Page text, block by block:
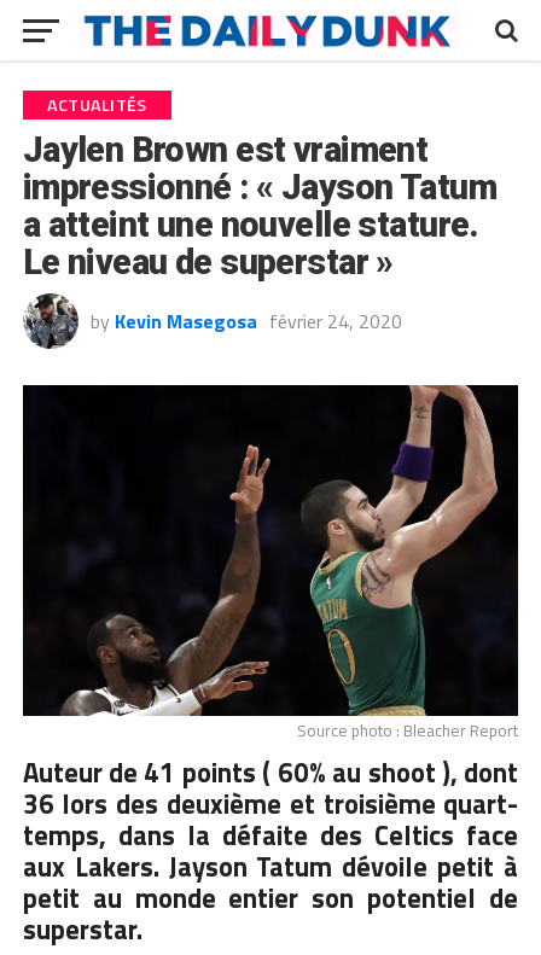
ACTUALITÉS
Jaylen Brown est vraiment
impressionné : « Jayson Tatum
a atteint une nouvelle stature.
Le niveau de superstar »
by Kevin Masegosa février 24, 2020
Source photo : Bleacher Report
Auteur de 41 points ( 60% au shoot ), dont
36 lors des deuxième et troisième quart-
temps, dans la défaite des Celtics face
aux Lakers. Jayson Tatum dévoile petit à
petit au monde entier son potentiel de
superstar.